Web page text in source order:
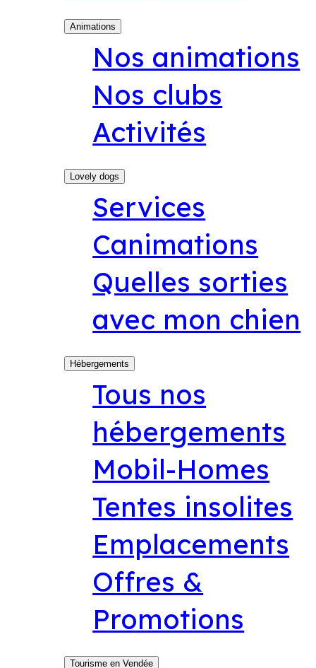
Animations
Nos animations
Nos clubs
Activités
Lovely dogs
Services
Canimations
Quelles sorties
avec mon chien
Hébergements
Tous nos
hébergements
Mobil-Homes
Tentes insolites
Emplacements
Offres &
Promotions
Tourisme en Vendée